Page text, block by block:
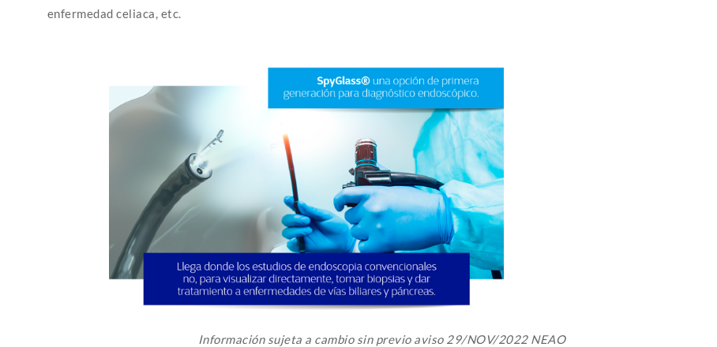
enfermedad celiaca, etc.
Información sujeta a cambio sin previo aviso 29/NOV/2022 NEAO